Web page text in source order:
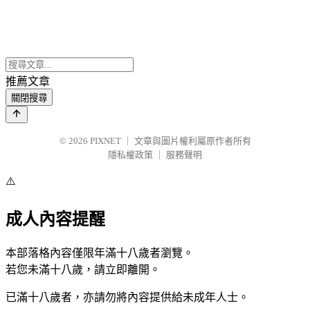
推薦文章
關閉搜尋
© 2026 PIXNET
文章與圖片權利屬原作者所有
隱私權政策
服務聲明
⚠️
成人內容提醒
本部落格內容僅限年滿十八歲者瀏覽。
若您未滿十八歲，請立即離開。
已滿十八歲者，亦請勿將內容提供給未成年人士。